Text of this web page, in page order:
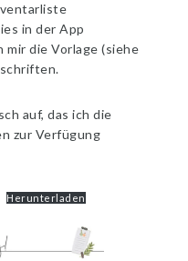
in der App
mir die Vorlage (siehe
auf, das ich die
zur Verfügung
Herunterladen